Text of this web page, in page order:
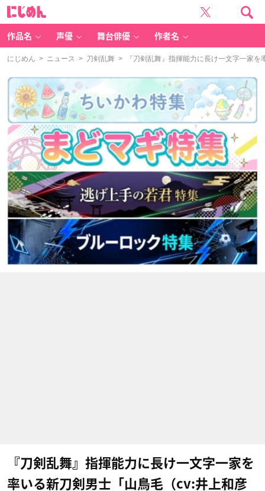
作品名 声優 舞台俳優 作者名
にじめん > ニュース > 刀剣乱舞 > 『刀剣乱舞』指揮能力に長け一文字一家を
『刀剣乱舞』指揮能力に長け一文字一家を
率いる新刀剣男士「山鳥毛（cv:井上和彦